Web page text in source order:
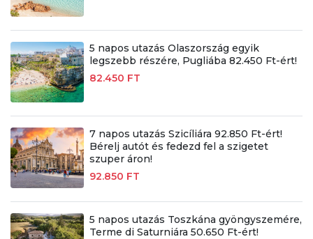
5 napos utazás Olaszország egyik
legszebb részére, Pugliába 82.450 Ft-ért!
82.450 FT
7 napos utazás Szicíliára 92.850 Ft-ért!
Bérelj autót és fedezd fel a szigetet
szuper áron!
92.850 FT
5 napos utazás Toszkána gyöngyszemére,
Terme di Saturniára 50.650 Ft-ért!